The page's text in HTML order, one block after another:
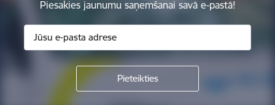
Piesakies jaunumu saņemšanai savā e-pastā!